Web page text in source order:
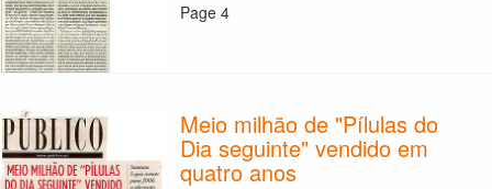
Page 4
Meio milhão de "Pílulas do
Dia seguinte" vendido em
quatro anos